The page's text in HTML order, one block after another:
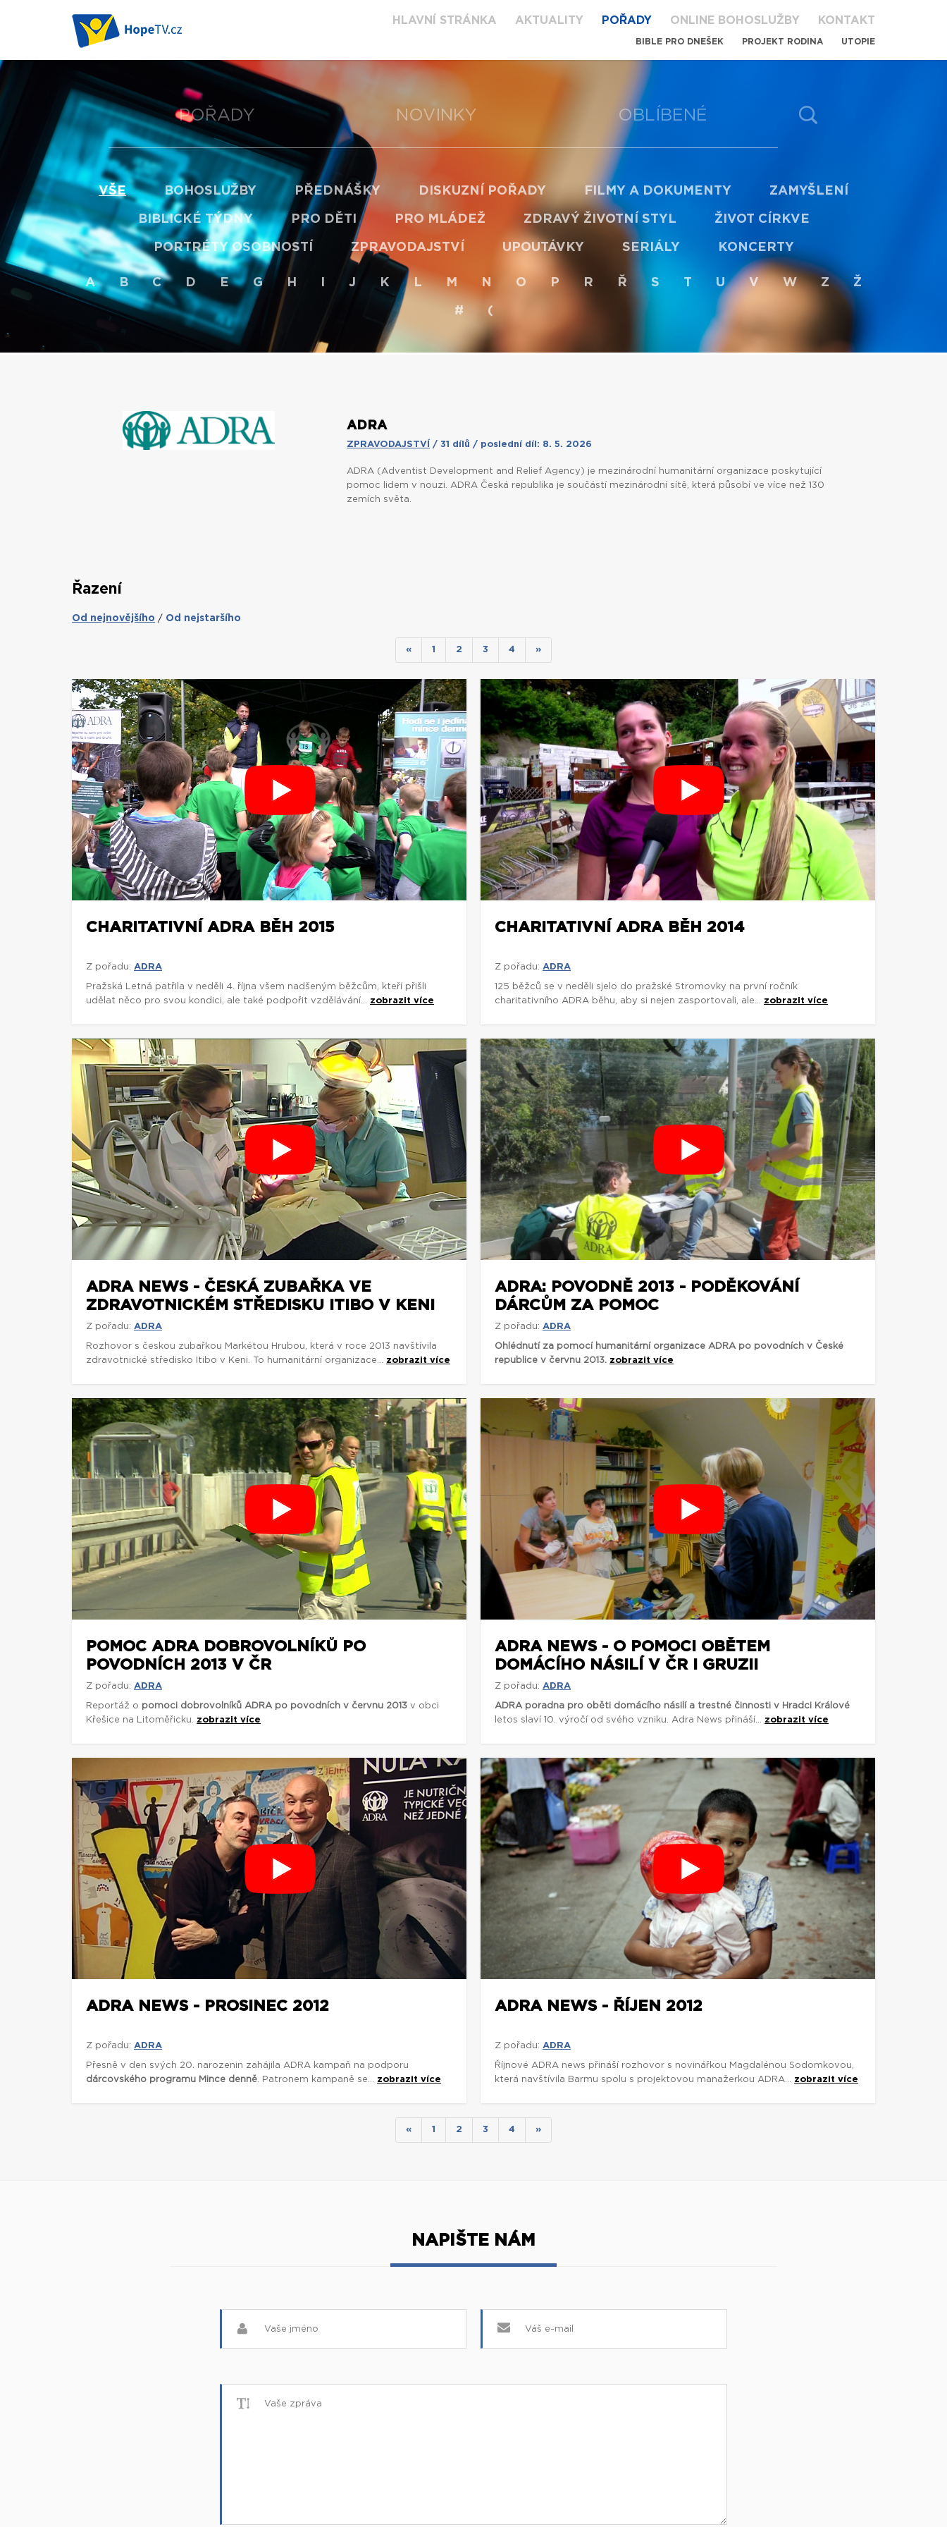
HLAVNÍ STRÁNKA AKTUALITY POŘADY ONLINE BOHOSLUŽBY KONTAKT
BIBLE PRO DNEŠEK PROJEKT RODINA UTOPIE
POŘADY NOVINKY OBLÍBENÉ
VŠE BOHOSLUŽBY PŘEDNÁŠKY DISKUZNÍ POŘADY FILMY A DOKUMENTY ZAMYŠLENÍ
BIBLICKÉ TÝDNY PRO DĚTI PRO MLÁDEŽ ZDRAVÝ ŽIVOTNÍ STYL ŽIVOT CÍRKVE
PORTRÉTY OSOBNOSTÍ ZPRAVODAJSTVÍ UPOUTÁVKY SERIÁLY KONCERTY
A B C D E G H J K L M N O P R Ř S T U V W Z Ž
# (
ADRA
ZPRAVODAJSTVÍ / 31 dílů / poslední díl: 8. 5. 2026
ADRA (Adventist Development and Relief Agency) je mezinárodní humanitární organizace poskytující
pomoc lidem v nouzi. ADRA Česká republika je součástí mezinárodní sítě, která působí ve více než 130
zemích světa.
Řazení
Od nejnovějšího / Od nejstaršího
« 1 2 3 4 »
CHARITATIVNÍ ADRA BĚH 2015
Z pořadu: ADRA
Pražská Letná patřila v neděli 4. října všem nadšeným běžcům, kteří přišli
udělat něco pro svou kondici, ale také podpořit vzdělávání... zobrazit více
CHARITATIVNÍ ADRA BĚH 2014
Z pořadu: ADRA
125 běžců se v neděli sjelo do pražské Stromovky na první ročník
charitativního ADRA běhu, aby si nejen zasportovali, ale... zobrazit více
ADRA NEWS - ČESKÁ ZUBAŘKA VE
ZDRAVOTNICKÉM STŘEDISKU ITIBO V KENI
Z pořadu: ADRA
Rozhovor s českou zubařkou Markétou Hrubou, která v roce 2013 navštívila
zdravotnické středisko Itibo v Keni. To humanitární organizace... zobrazit více
ADRA: POVODNĚ 2013 - PODĚKOVÁNÍ
DÁRCŮM ZA POMOC
Z pořadu: ADRA
Ohlédnutí za pomocí humanitární organizace ADRA po povodních v České
republice v červnu 2013. zobrazit více
POMOC ADRA DOBROVOLNÍKŮ PO
POVODNÍCH 2013 V ČR
Z pořadu: ADRA
Reportáž o pomoci dobrovolníků ADRA po povodních v červnu 2013 v obci
Křešice na Litoměřicku. zobrazit více
ADRA NEWS - O POMOCI OBĚTEM
DOMÁCÍHO NÁSILÍ V ČR I GRUZII
Z pořadu: ADRA
ADRA poradna pro oběti domácího násilí a trestné činnosti v Hradci Králové
letos slaví 10. výročí od svého vzniku. Adra News přináší... zobrazit více
ADRA NEWS - PROSINEC 2012
Z pořadu: ADRA
Přesně v den svých 20. narozenin zahájila ADRA kampaň na podporu
dárcovského programu Mince denně. Patronem kampaně se... zobrazit více
ADRA NEWS - ŘÍJEN 2012
Z pořadu: ADRA
Říjnové ADRA news přináší rozhovor s novinářkou Magdalénou Sodomkovou,
která navštívila Barmu spolu s projektovou manažerkou ADRA... zobrazit více
« 1 2 3 4 »
NAPIŠTE NÁM